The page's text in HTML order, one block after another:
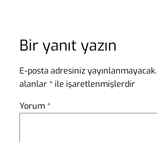
Bir yanıt yazın
E-posta adresiniz yayınlanmayacak.
alanlar * ile işaretlenmişlerdir
Yorum *